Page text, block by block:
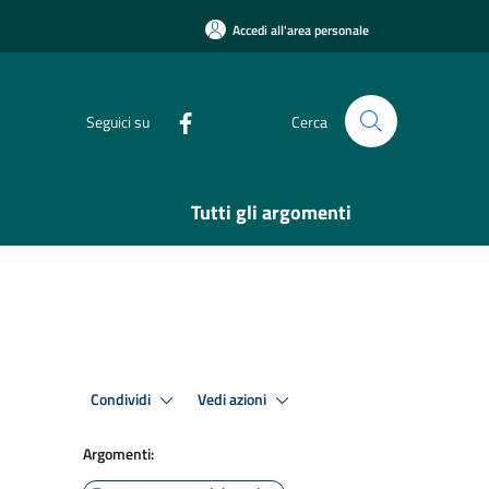
Accedi all'area personale
Seguici su Cerca
Tutti gli argomenti
Condividi Vedi azioni
Argomenti: